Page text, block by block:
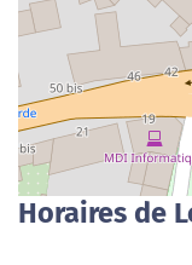
Horaires de